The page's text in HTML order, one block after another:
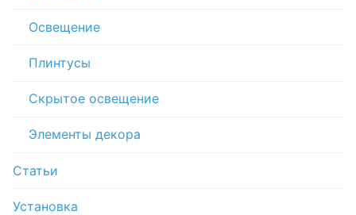
Освещение
Плинтусы
Скрытое освещение
Элементы декора
Статьи
Установка